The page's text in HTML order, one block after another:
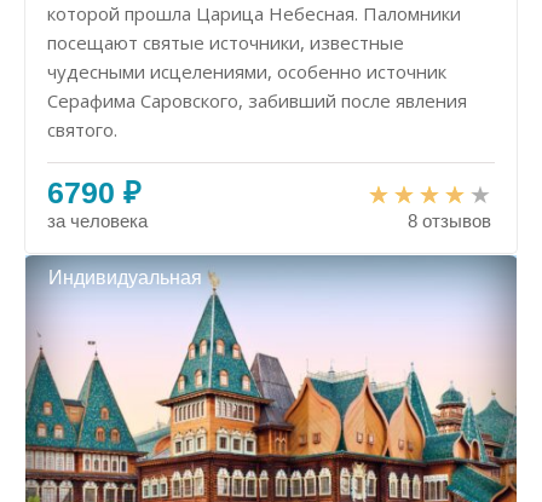
которой прошла Царица Небесная. Паломники
посещают святые источники, известные
чудесными исцелениями, особенно источник
Серафима Саровского, забивший после явления
святого.
6790 ₽
за человека 8 отзывов
Индивидуальная